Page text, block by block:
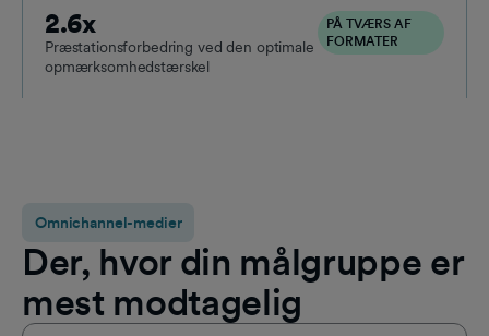
PÅ TVÆRS AF
FORMATER
Præstationsforbedring ved den optimale
opmærksomhedstærskel
2.6x
Omnichannel-medier
Der, hvor din målgruppe er
mest modtagelig